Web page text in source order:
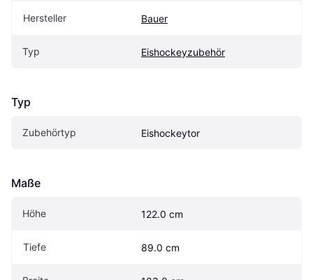
Hersteller Bauer
Typ Eishockeyzubehör
Typ
Zubehörtyp Eishockeytor
Maße
Höhe 122.0 cm
Tiefe 89.0 cm